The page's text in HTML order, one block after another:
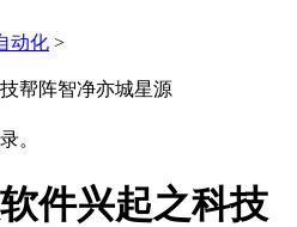
动化 >
帮阵智净亦城星源
。
件兴起之科技